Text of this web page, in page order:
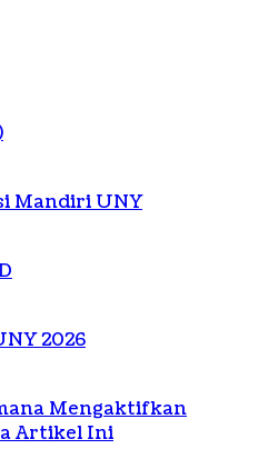
Mandiri UNY
2026
Mengaktifkan
Artikel Ini